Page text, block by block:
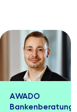
AWADO
Bankenberatung